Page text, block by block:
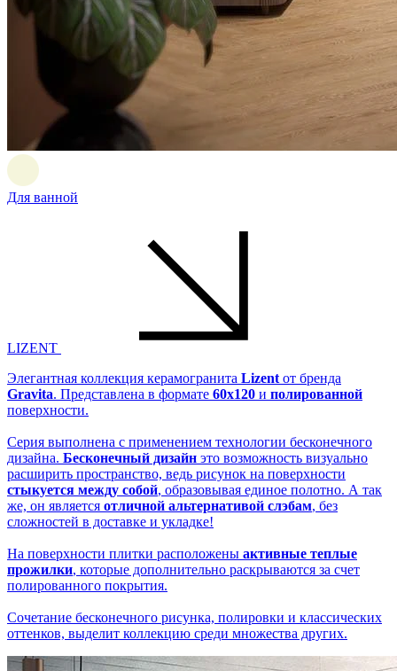
Для ванной
LIZENT
Элегантная коллекция керамогранита Lizent от бренда
Gravita. Представлена в формате 60x120 и полированной
поверхности.
Серия выполнена с применением технологии бесконечного
дизайна. Бесконечный дизайн это возможность визуально
расширить пространство, ведь рисунок на поверхности
стыкуется между собой, образовывая единое полотно. А так
же, он является отличной альтернативой слэбам, без
сложностей в доставке и укладке!
На поверхности плитки расположены активные теплые
прожилки, которые дополнительно раскрываются за счет
полированного покрытия.
Сочетание бесконечного рисунка, полировки и классических
оттенков, выделит коллекцию среди множества других.